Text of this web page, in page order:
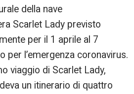
della nave
Scarlet Lady previsto
per il 1 aprile al 7
per l’emergenza coronavirus.
viaggio di Scarlet Lady,
un itinerario di quattro